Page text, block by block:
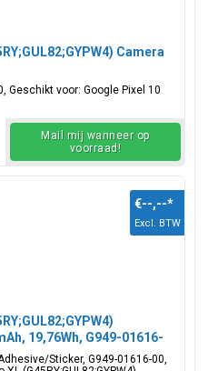
Camera
Geschikt voor: Google Pixel 10
Mail mij wanneer op
voorraad!
19,76Wh, G949-01616-
Sticker, G949-01616-00,
€--,--*
Excl. BTW